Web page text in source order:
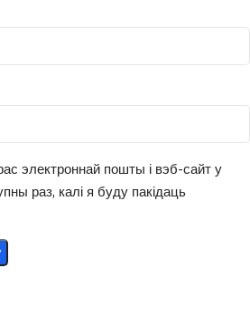
электроннай пошты і вэб-сайт у
раз, калі я буду пакідаць